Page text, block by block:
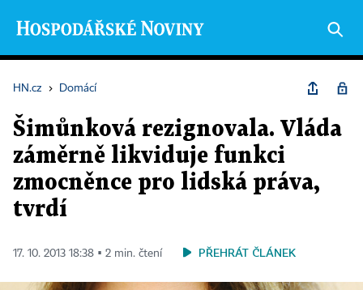
HN.cz › Domácí
Šimůnková rezignovala. Vláda
záměrně likviduje funkci
zmocněnce pro lidská práva,
tvrdí
17. 10. 2013 18:38 ▪ 2 min. čtení PŘEHRÁT ČLÁNEK